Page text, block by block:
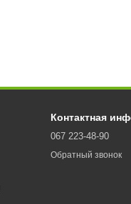
Контактная
067 223-48-90
Обратный звонок